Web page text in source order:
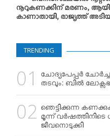
നൂറുകണക്കിന് മരണം,
കാണാതായി, രാജ്യത്ത്
TRENDING
ചോദ്യപേപ്പര്‍
തടവും: ബില്‍
ഞെട്ടിക്കുന്ന
മൂന്ന്
ജീവനൊടുക്കി